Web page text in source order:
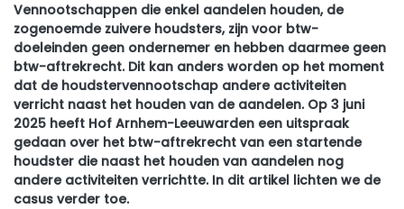
Vennootschappen die enkel aandelen houden, de
zogenoemde zuivere houdsters, zijn voor btw-
doeleinden geen ondernemer en hebben daarmee geen
btw-aftrekrecht. Dit kan anders worden op het moment
dat de houdstervennootschap andere activiteiten
verricht naast het houden van de aandelen. Op 3 juni
2025 heeft Hof Arnhem-Leeuwarden een uitspraak
gedaan over het btw-aftrekrecht van een startende
houdster die naast het houden van aandelen nog
andere activiteiten verrichtte. In dit artikel lichten we de
casus verder toe.